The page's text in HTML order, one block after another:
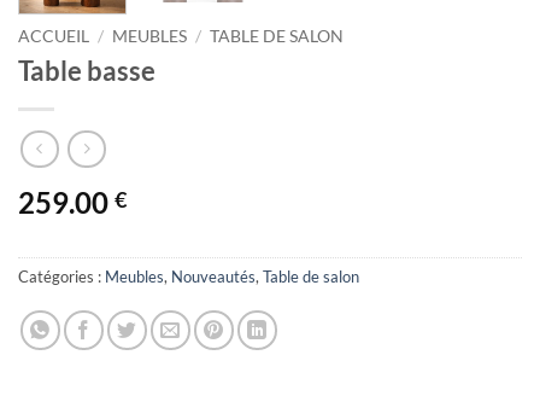
ACCUEIL / MEUBLES / TABLE DE SALON
Table basse
259.00 €
Catégories : Meubles, Nouveautés, Table de salon